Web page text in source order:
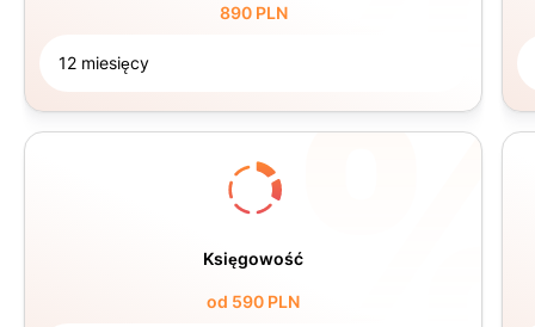
890 PLN
12 miesięcy
Księgowość
od 590 PLN